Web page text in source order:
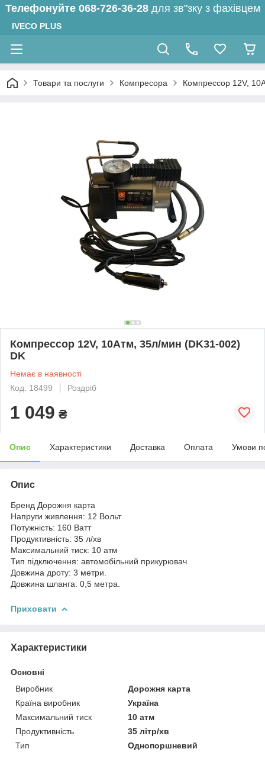
Телефонуйте 068-726-36-28 для зв"зку з фахівцем
IVECO PLUS
Товари та послуги Компресора Компрессор 12V,
Компрессор 12V, 10Атм, 35л/мин (DK31-002)
DK
Немає в наявності
Код: 18499
Роздріб
1 049 ₴
Опис Характеристики Доставка Оплата Умови
Опис
Бренд Дорожня карта
Напруги живлення: 12 Вольт
Потужність: 160 Ватт
Продуктивність: 35 л/хв
Максимальний тиск: 10 атм
Тип підключення: автомобільний прикурювач
Довжина дроту: 3 метри.
Довжина шланга: 0,5 метра.
Приховати
Характеристики
Основні
Виробник
Дорожня карта
Країна виробник
Україна
Максимальний тиск
10 атм
Продуктивність
35 літр/хв
Тип
Однопоршневий